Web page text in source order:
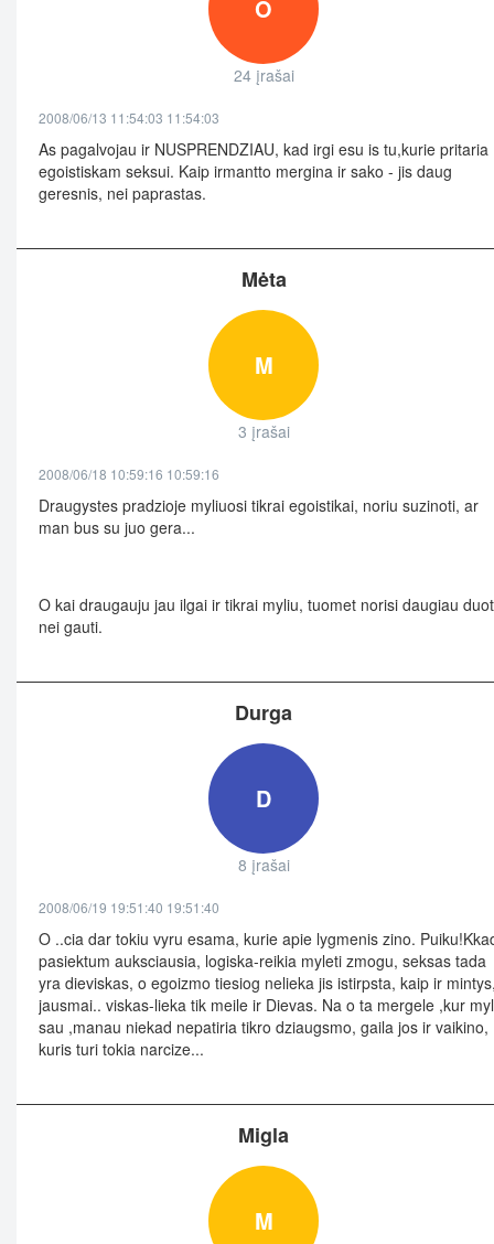
O
24 įrašai
2008/06/13 11:54:03 11:54:03
As pagalvojau ir NUSPRENDZIAU, kad irgi esu is tu,kurie pritaria
egoistiskam seksui. Kaip irmantto mergina ir sako - jis daug
geresnis, nei paprastas.
Mėta
M
3 įrašai
2008/06/18 10:59:16 10:59:16
Draugystes pradzioje myliuosi tikrai egoistikai, noriu suzinoti, ar
man bus su juo gera...
O kai draugauju jau ilgai ir tikrai myliu, tuomet norisi daugiau
nei gauti.
Durga
D
8 įrašai
2008/06/19 19:51:40 19:51:40
O ..cia dar tokiu vyru esama, kurie apie lygmenis zino.
pasiektum auksciausia, logiska-reikia myleti zmogu, seksas tada
yra dieviskas, o egoizmo tiesiog nelieka jis istirpsta, kaip ir
jausmai.. viskas-lieka tik meile ir Dievas. Na o ta mergele ,kur
sau ,manau niekad nepatiria tikro dziaugsmo, gaila jos ir vaikino,
kuris turi tokia narcize...
Migla
M